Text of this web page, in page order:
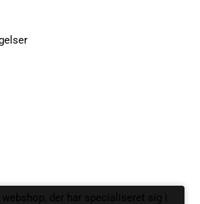
der har specialiseret sig i